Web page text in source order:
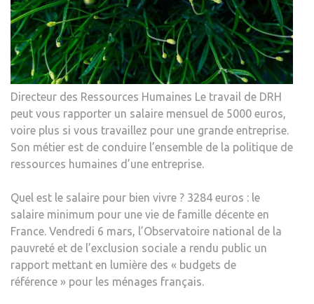
Directeur des Ressources Humaines Le travail de DRH
peut vous rapporter un salaire mensuel de 5000 euros,
voire plus si vous travaillez pour une grande entreprise.
Son métier est de conduire l’ensemble de la politique de
ressources humaines d’une entreprise.
Quel est le salaire pour bien vivre ? 3284 euros : le
salaire minimum pour une vie de famille décente en
France. Vendredi 6 mars, l’Observatoire national de la
pauvreté et de l’exclusion sociale a rendu public un
rapport mettant en lumière des « budgets de
référence » pour les ménages français.